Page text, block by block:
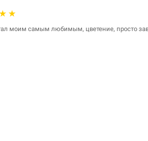
моим самым любимым, цветение, просто